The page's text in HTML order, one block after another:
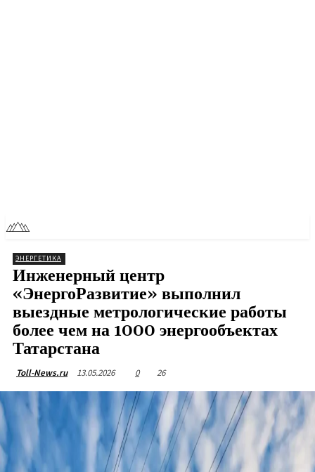
ЭНЕРГЕТИКА
Инженерный центр
«ЭнергоРазвитие» выполнил
выездные метрологические работы
более чем на 1000 энергообъектах
Татарстана
Toll-News.ru 13.05.2026 0 26